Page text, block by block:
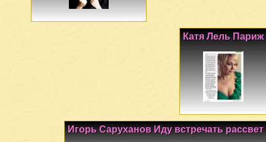
Катя Лель Париж
Игорь Саруханов Иду встречать рассвет